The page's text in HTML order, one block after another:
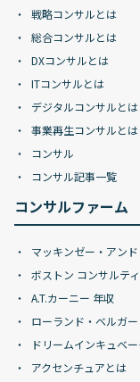
戦略コンサルとは
総合コンサルとは
DXコンサルとは
ITコンサルとは
デジタルコンサルとは
事業再生コンサルとは
コンサル
コンサル記事一覧
コンサルファーム
マッキンゼー・アン
ボストン コンサルテ
A.T.カーニー 年収
ローランド・ベルガ
ドリームインキュベ
アクセンチュアとは